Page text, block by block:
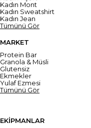
Kadın Mont
Kadın Sweatshirt
Kadın Jean
Tümünü Gör
MARKET
Protein Bar
Granola & Müsli
Glutensiz
Ekmekler
Yulaf Ezmesi
Tümünü Gör
EKİPMANLAR